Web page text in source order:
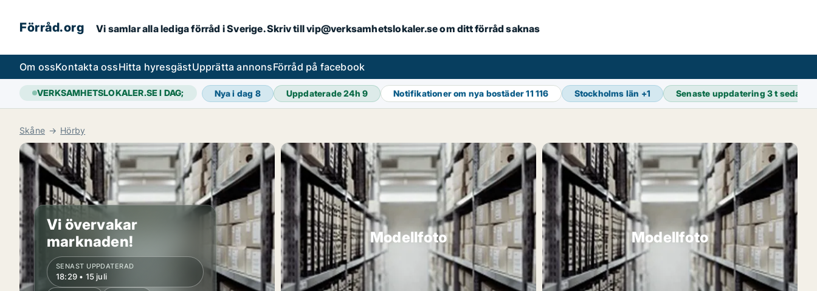
Förråd.org Vi samlar alla lediga förråd i Sverige. Skriv till vip@verksamhetslokaler.se om ditt förråd saknas
Om ossKontakta ossHitta hyresgästUpprätta annonsFörråd på facebook
VERKSAMHETSLOKALER.SE I DAG; Nya i dag 8 Uppdaterade 24h9 Notifikationer om nya bostäder11 116 Stockholms län +1 Senaste uppdatering3 t sedan
Skåne Hörby
Vi övervakar
marknaden!
SENAST UPPDATERAD
18:29 • 15 juli
Modellfoto Modellfoto